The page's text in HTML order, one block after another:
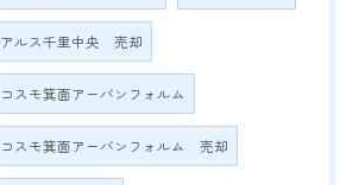
アルス千里中央 売却
コスモ箕面アーバンフォルム
コスモ箕面アーバンフォルム 売却